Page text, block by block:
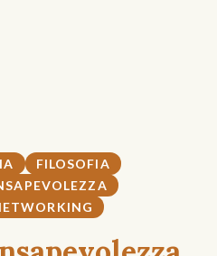
FILOSOFIA